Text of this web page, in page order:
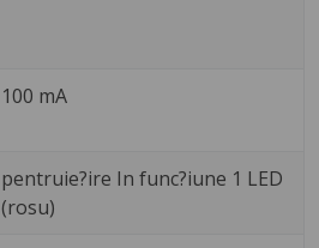
100 mA
pentruie?ire In func?iune 1 LED
(rosu)